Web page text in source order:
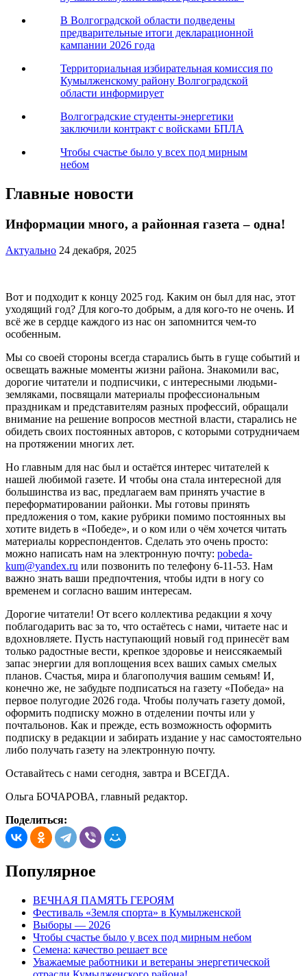
В Волгоградской области подведены
предварительные итоги декларационной
кампании 2026 года
Территориальная избирательная комиссия по
Кумылженскому району Волгоградской
области информирует
Волгоградские студенты-энергетики
заключили контракт с войсками БПЛА
Чтобы счастье было у всех под мирным
небом
Главные новости
Информации много, а районная газета – одна!
Актуально 24 декабря, 2025
Вот и подходит к концу 2025 год. Каким он был для нас, этот
уходящий год? Для кого-то добрым, а для кого-то не очень. И
всё же в сердце каждого из нас он запомнится чем-то
особенным.
Мы со своей стороны всегда старались быть в гуще событий и
освещать важные моменты жизни района. Знакомили вас,
дорогие читатели и подписчики, с интересными людьми-
земляками, посвящали материалы профессиональным
праздникам и представителям разных профессий, обращали
внимание на решение вопросов местной власти, старались не
обидеть своих постоянных авторов, с которыми сотрудничаем
на протяжении многих лет.
Но главным для нас был и остаётся интерес читателей к
нашей любимой газете. И чтобы она стала интересной для
большинства из вас, предлагаем вам принять участие в
переформатировании районки. Мы готовы принять
предложения о том, какие рубрики помимо постоянных вы
хотите видеть в «Победе», и о ком или о чём хочется читать
материалы корреспондентов. Сделать это очень просто:
можно написать нам на электронную почту: pobeda-
kum@yandex.ru или позвонить по телефону 6-11-53. Нам
важно знать ваши предпочтения, чтобы идти в ногу со
временем и согласно вашим интересам.
Дорогие читатели! От всего коллектива редакции я хочу
поблагодарить вас за то, что остаётесь с нами, читаете нас и
вдохновляете. Пусть наступающий новый год принесёт вам
только радостные вести, крепкое здоровье и неиссякаемый
запас энергии для воплощения всех ваших самых смелых
планов. Счастья, мира и благополучия вашим семьям! И,
конечно же, не забудьте подписаться на газету «Победа» на
первое полугодие 2026 года. Чтобы получать газету домой,
оформить подписку можно в отделении почты или у
почтальонов. Как и прежде, есть возможность оформить
подписку в редакции и забирать издание у нас самостоятельно
либо получать газету на электронную почту.
Оставайтесь с нами сегодня, завтра и ВСЕГДА.
Ольга БОЧАРОВА, главный редактор.
Поделиться:
Популярное
ВЕЧНАЯ ПАМЯТЬ ГЕРОЯМ
Фестиваль «Земля спорта» в Кумылженской
Выборы — 2026
Чтобы счастье было у всех под мирным небом
Семена: качество решает все
Уважаемые работники и ветераны энергетической